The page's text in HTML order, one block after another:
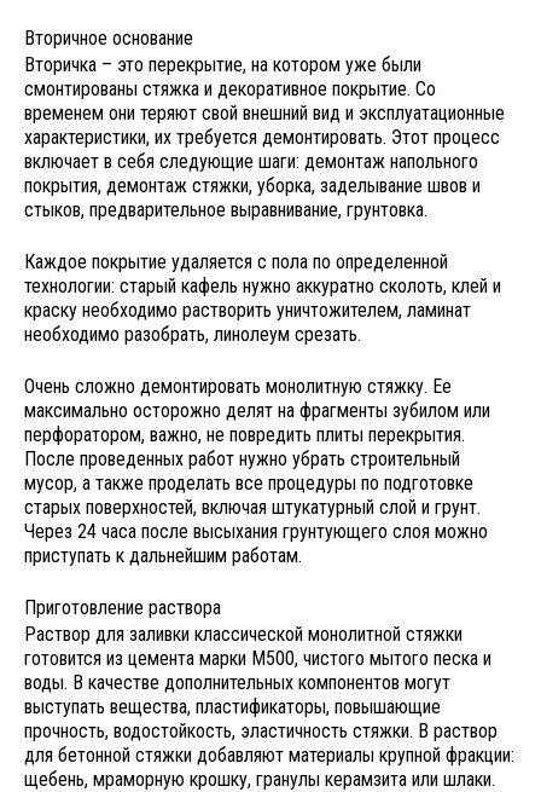
Вторичное основание
Вторичка – это перекрытие, на котором уже были
смонтированы стяжка и декоративное покрытие. Со
временем они теряют свой внешний вид и эксплуатационные
характеристики, их требуется демонтировать. Этот процесс
включает в себя следующие шаги: демонтаж напольного
покрытия, демонтаж стяжки, уборка, заделывание швов и
стыков, предварительное выравнивание, грунтовка.
Каждое покрытие удаляется с пола по определенной
технологии: старый кафель нужно аккуратно сколоть, клей и
краску необходимо растворить уничтожителем, ламинат
необходимо разобрать, линолеум срезать.
Очень сложно демонтировать монолитную стяжку. Ее
максимально осторожно делят на фрагменты зубилом или
перфоратором, важно, не повредить плиты перекрытия.
После проведенных работ нужно убрать строительный
мусор, а также проделать все процедуры по подготовке
старых поверхностей, включая штукатурный слой и грунт.
Через 24 часа после высыхания грунтующего слоя можно
приступать к дальнейшим работам.
Приготовление раствора
Раствор для заливки классической монолитной стяжки
готовится из цемента марки М500, чистого мытого песка и
воды. В качестве дополнительных компонентов могут
выступать вещества, пластификаторы, повышающие
прочность, водостойкость, эластичность стяжки. В раствор
для бетонной стяжки добавляют материалы крупной фракции:
щебень, мраморную крошку, гранулы керамзита или шлаки.